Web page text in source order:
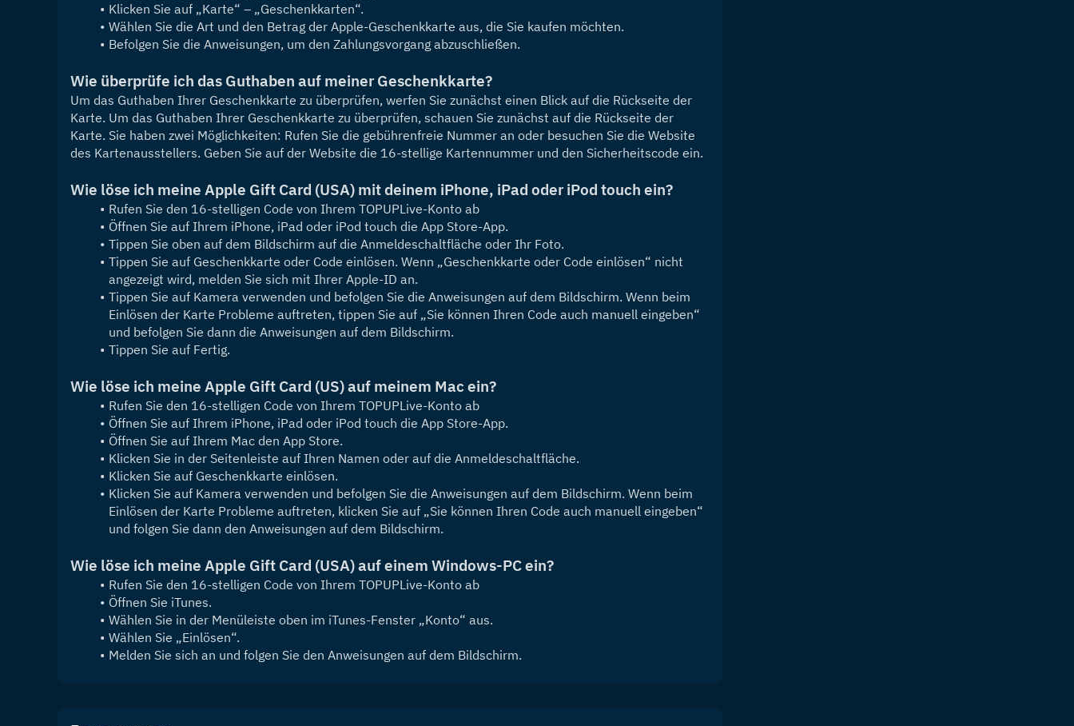
Klicken Sie auf „Karte“ – „Geschenkkarten“.
Wählen Sie die Art und den Betrag der Apple-Geschenkkarte aus, die Sie kaufen möchten.
Befolgen Sie die Anweisungen, um den Zahlungsvorgang abzuschließen.
Wie überprüfe ich das Guthaben auf meiner Geschenkkarte?
Um das Guthaben Ihrer Geschenkkarte zu überprüfen, werfen Sie zunächst einen Blick auf die Rückseite der
Karte. Um das Guthaben Ihrer Geschenkkarte zu überprüfen, schauen Sie zunächst auf die Rückseite der
Karte. Sie haben zwei Möglichkeiten: Rufen Sie die gebührenfreie Nummer an oder besuchen Sie die Website
des Kartenausstellers. Geben Sie auf der Website die 16-stellige Kartennummer und den Sicherheitscode ein.
Wie löse ich meine Apple Gift Card (USA) mit deinem iPhone, iPad oder iPod touch ein?
Rufen Sie den 16-stelligen Code von Ihrem TOPUPLive-Konto ab
Öffnen Sie auf Ihrem iPhone, iPad oder iPod touch die App Store-App.
Tippen Sie oben auf dem Bildschirm auf die Anmeldeschaltfläche oder Ihr Foto.
Tippen Sie auf Geschenkkarte oder Code einlösen. Wenn „Geschenkkarte oder Code einlösen“ nicht
angezeigt wird, melden Sie sich mit Ihrer Apple-ID an.
Tippen Sie auf Kamera verwenden und befolgen Sie die Anweisungen auf dem Bildschirm. Wenn beim
Einlösen der Karte Probleme auftreten, tippen Sie auf „Sie können Ihren Code auch manuell eingeben“
und befolgen Sie dann die Anweisungen auf dem Bildschirm.
Tippen Sie auf Fertig.
Wie löse ich meine Apple Gift Card (US) auf meinem Mac ein?
Rufen Sie den 16-stelligen Code von Ihrem TOPUPLive-Konto ab
Öffnen Sie auf Ihrem iPhone, iPad oder iPod touch die App Store-App.
Öffnen Sie auf Ihrem Mac den App Store.
Klicken Sie in der Seitenleiste auf Ihren Namen oder auf die Anmeldeschaltfläche.
Klicken Sie auf Geschenkkarte einlösen.
Klicken Sie auf Kamera verwenden und befolgen Sie die Anweisungen auf dem Bildschirm. Wenn beim
Einlösen der Karte Probleme auftreten, klicken Sie auf „Sie können Ihren Code auch manuell eingeben“
und folgen Sie dann den Anweisungen auf dem Bildschirm.
Wie löse ich meine Apple Gift Card (USA) auf einem Windows-PC ein?
Rufen Sie den 16-stelligen Code von Ihrem TOPUPLive-Konto ab
Öffnen Sie iTunes.
Wählen Sie in der Menüleiste oben im iTunes-Fenster „Konto“ aus.
Wählen Sie „Einlösen“.
Melden Sie sich an und folgen Sie den Anweisungen auf dem Bildschirm.